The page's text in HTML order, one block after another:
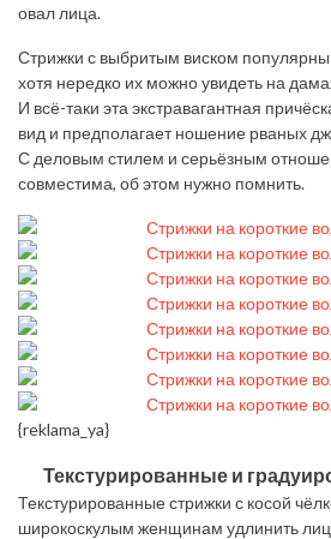
овал лица.
Стрижки с выбритым виском
хотя нередко их можно увидеть на
И всё-таки эта экстравагантная
вид и предполагает ношение рваных
С деловым стилем и серьёзным
совместима, об этом нужно помнить.
{reklama_ya}
Текстурированные и
Текстурированные стрижки с косой
широкоскулым женщинам удлинить